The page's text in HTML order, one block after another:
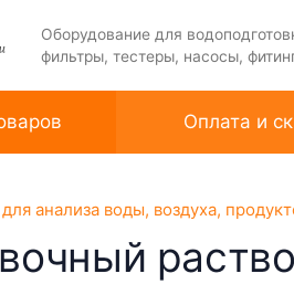
Оборудование для
фильтры, тестеры, насосы,
Оплата и
анализа воды, воздуха,